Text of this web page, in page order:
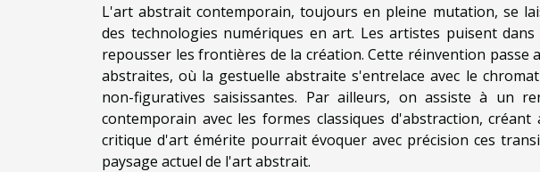
L'art abstrait contemporain, toujours en pleine mutation, se
des technologies numériques en art. Les artistes puisent
repousser les frontières de la création. Cette réinvention passe
abstraites, où la gestuelle abstraite s'entrelace avec le
non-figuratives saisissantes. Par ailleurs, on assiste à un
contemporain avec les formes classiques d'abstraction,
critique d'art émérite pourrait évoquer avec précision ces
paysage actuel de l'art abstrait.